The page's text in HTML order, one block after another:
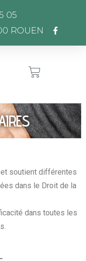
05
ROUEN
soutient différentes
dans le Droit de la
dans toutes les